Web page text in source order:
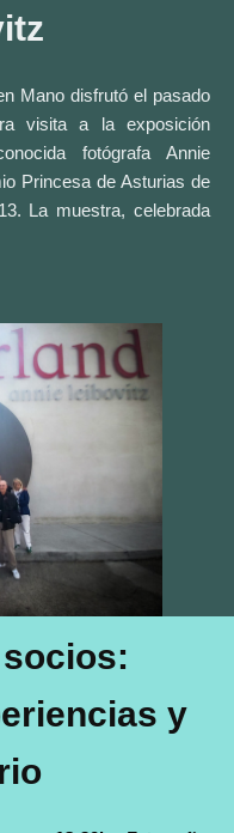
Mano disfrutó el pasado
visita a la exposición
fotógrafa Annie
Princesa de Asturias de
La muestra, celebrada
y